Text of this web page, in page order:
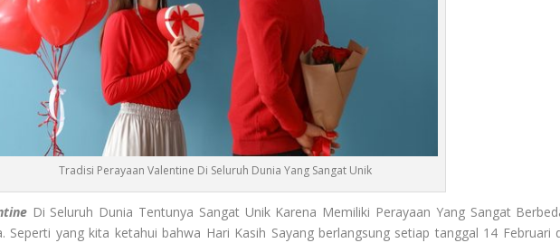
Tradisi Perayaan Valentine Di Seluruh Dunia Yang Sangat Unik
Di Seluruh Dunia Tentunya Sangat Unik Karena Memiliki Perayaan Yang Sangat
Seperti yang kita ketahui bahwa Hari Kasih Sayang berlangsung setiap tanggal 14 Februari